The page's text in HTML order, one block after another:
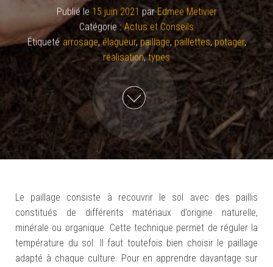
Publié le 15 juin 2021 parEdmee Metivier
Catégorie : Actus et Conseils
Étiqueté arrosage,élagueur, paillage, paillettes, potager,
réalisation,types
Le paillage consiste à recouvrir le sol avec des paillis
constitués de différents matériaux d’origine naturelle,
minérale ou organique. Cette technique permet de réguler la
température du sol. Il faut toutefois bien choisir le paillage
adapté à chaque culture. Pour en apprendre davantage sur